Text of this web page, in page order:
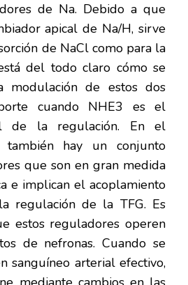
de Na. Debido a que
apical de Na/H, sirve
de NaCl como para la
del todo claro cómo se
modulación de estos dos
cuando NHE3 es el
de la regulación. En el
hay un conjunto
que son en gran medida
e implican el acoplamiento
regulación de la TFG. Es
estos reguladores operen
de nefronas. Cuando se
sanguíneo arterial efectivo,